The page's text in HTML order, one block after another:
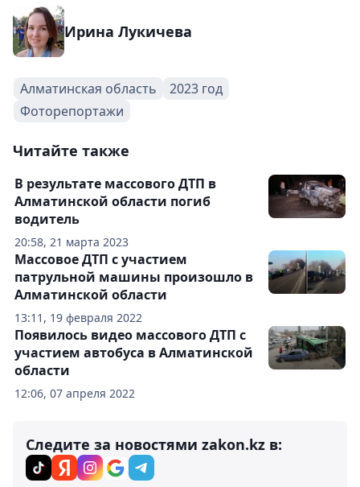
Ирина Лукичева
Алматинская область
2023 год
Фоторепортажи
Читайте также
20:58, 21 марта 2023
В результате массового ДТП в
Алматинской области погиб
водитель
13:11, 19 февраля 2022
Массовое ДТП с участием
патрульной машины произошло в
Алматинской области
12:06, 07 апреля 2022
Появилось видео массового ДТП с
участием автобуса в Алматинской
области
Следите за новостями zakon.kz в: